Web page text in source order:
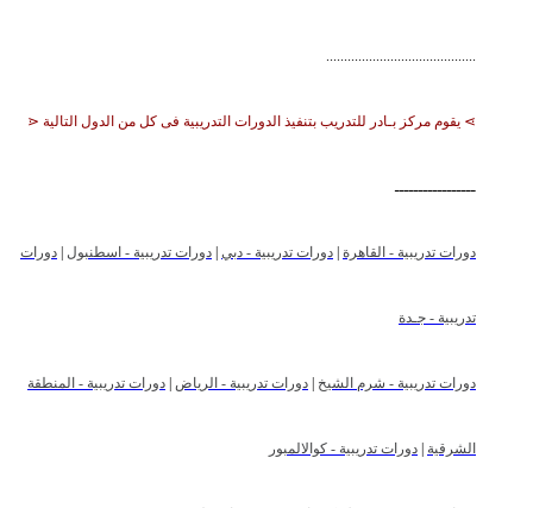
⋗ يقوم مركز بـادر للتدريب بتنفيذ الدورات التدريبية فى كل من الدول التالية ⋖
دورات تدريبية - القاهرة | دورات تدريبية - دبي | دورات تدريبية - اسطنبول | دورات
تدريبية - جـدة
دورات تدريبية - شرم الشيخ | دورات تدريبية - الرياض | دورات تدريبية - المنطقة
الشرقية | دورات تدريبية - كوالالمبور